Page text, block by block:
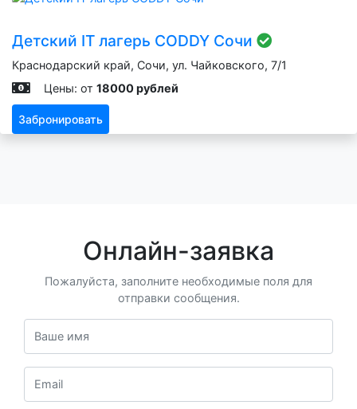
Детский IT лагерь CODDY Сочи
Краснодарский край, Сочи, ул. Чайковского, 7/1
Цены: от 18000 рублей
Забронировать
Онлайн-заявка
Пожалуйста, заполните необходимые поля для
отправки сообщения.